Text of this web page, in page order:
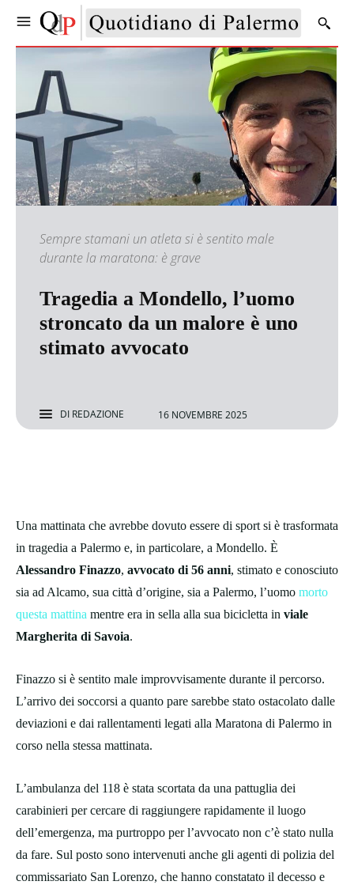
Sempre stamani un atleta si è sentito male
durante la maratona: è grave
Tragedia a Mondello, l’uomo
stroncato da un malore è uno
stimato avvocato
DI REDAZIONE 16 NOVEMBRE 2025
Una mattinata che avrebbe dovuto essere di sport si è trasformata
in tragedia a Palermo e, in particolare, a Mondello. È
Alessandro Finazzo, avvocato di 56 anni, stimato e conosciuto
sia ad Alcamo, sua città d’origine, sia a Palermo, l’uomo morto
questa mattina mentre era in sella alla sua bicicletta in viale
Margherita di Savoia.
Finazzo si è sentito male improvvisamente durante il percorso.
L’arrivo dei soccorsi a quanto pare sarebbe stato ostacolato dalle
deviazioni e dai rallentamenti legati alla Maratona di Palermo in
corso nella stessa mattinata.
L’ambulanza del 118 è stata scortata da una pattuglia dei
carabinieri per cercare di raggiungere rapidamente il luogo
dell’emergenza, ma purtroppo per l’avvocato non c’è stato nulla
da fare. Sul posto sono intervenuti anche gli agenti di polizia del
commissariato San Lorenzo, che hanno constatato il decesso e